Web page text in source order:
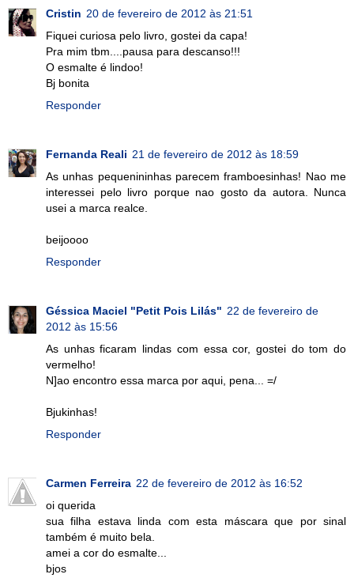
Cristin 20 de fevereiro de 2012 às 21:51
Fiquei curiosa pelo livro, gostei da capa!
Pra mim tbm....pausa para descanso!!!
O esmalte é lindoo!
Bj bonita
Responder
Fernanda Reali 21 de fevereiro de 2012 às 18:59
As unhas pequenininhas parecem framboesinhas! Nao me
interessei pelo livro porque nao gosto da autora. Nunca
usei a marca realce.
beijoooo
Responder
Géssica Maciel "Petit Pois Lilás" 22 de fevereiro de
2012 às 15:56
As unhas ficaram lindas com essa cor, gostei do tom do
vermelho!
N]ao encontro essa marca por aqui, pena... =/
Bjukinhas!
Responder
Carmen Ferreira 22 de fevereiro de 2012 às 16:52
oi querida
sua filha estava linda com esta máscara que por sinal
também é muito bela.
amei a cor do esmalte...
bjos